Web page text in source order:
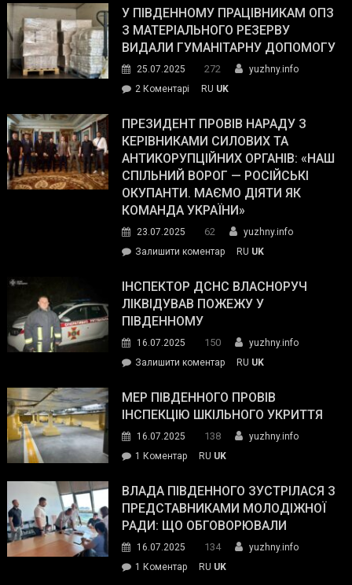
завойовує
симпатії
виборців
The
Street
Journal.
У ПІВДЕННОМУ ПРАЦІВНИКАМ ОПЗ
З МАТЕРІАЛЬНОГО РЕЗЕРВУ
ВИДАЛИ ГУМАНІТАРНУ ДОПОМОГУ
25.07.2025 272
yuzhny.info
2 Коментарі
Південному
працівникам
ОПЗ
з
матеріального
резерву
гуманітарну
допомогу
RU UK
ПРЕЗИДЕНТ ПРОВІВ НАРАДУ З
КЕРІВНИКАМИ СИЛОВИХ ТА
АНТИКОРУПЦІЙНИХ ОРГАНІВ: «НАШ
СПІЛЬНИЙ ВОРОГ — РОСІЙСЬКІ
ОКУПАНТИ. МАЄМО ДІЯТИ ЯК
КОМАНДА УКРАЇНИ»
23.07.2025 62
yuzhny.info
Залишити коментарon
провів
нараду
силових
та
органів:
«Наш
спільний
окупанти.
Маємо
діяти
команда
RU UK
ІНСПЕКТОР ДСНС ВЛАСНОРУЧ
ЛІКВІДУВАВ ПОЖЕЖУ У
ПІВДЕННОМУ
16.07.2025 150
yuzhny.info
Залишити коментарon
ДСНС
власноруч
пожежу
у
RU UK
МЕР ПІВДЕННОГО ПРОВІВ
ІНСПЕКЦІЮ ШКІЛЬНОГО УКРИТТЯ
16.07.2025 138
yuzhny.info
1 Коментардо
Південного
провів
інспекцію
укриття
RU UK
ВЛАДА ПІВДЕННОГО ЗУСТРІЛАСЯ З
ПРЕДСТАВНИКАМИ МОЛОДІЖНОЇ
РАДИ: ЩО ОБГОВОРЮВАЛИ
16.07.2025 134
yuzhny.info
1 Коментардо RU UK